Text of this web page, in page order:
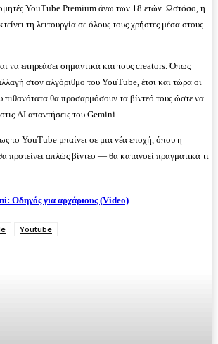
YouTube Premium άνω των 18 ετών. Ωστόσο, η
τη λειτουργία σε όλους τους χρήστες μέσα στους
να επηρεάσει σημαντικά και τους creators. Όπως
στον αλγόριθμο του YouTube, έτσι και τώρα οι
πιθανότατα θα προσαρμόσουν τα βίντεό τους ώστε να
AI απαντήσεις του Gemini.
το YouTube μπαίνει σε μια νέα εποχή, όπου η
προτείνει απλώς βίντεο — θα κατανοεί πραγματικά τι
Οδηγός για αρχάριους (Video)
Youtube